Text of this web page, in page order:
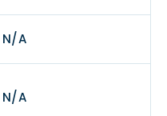
N/A
N/A